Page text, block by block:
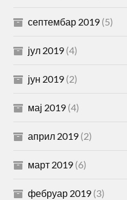
септембар 2019 (5)
јул 2019 (4)
јун 2019 (2)
мај 2019 (4)
април 2019 (2)
март 2019 (6)
фебруар 2019 (3)